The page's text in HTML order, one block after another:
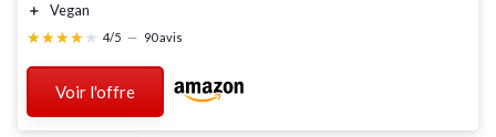
＋
Vegan
★★★★★
★★★★★ 4/5 — 90 avis
Voir l'offre